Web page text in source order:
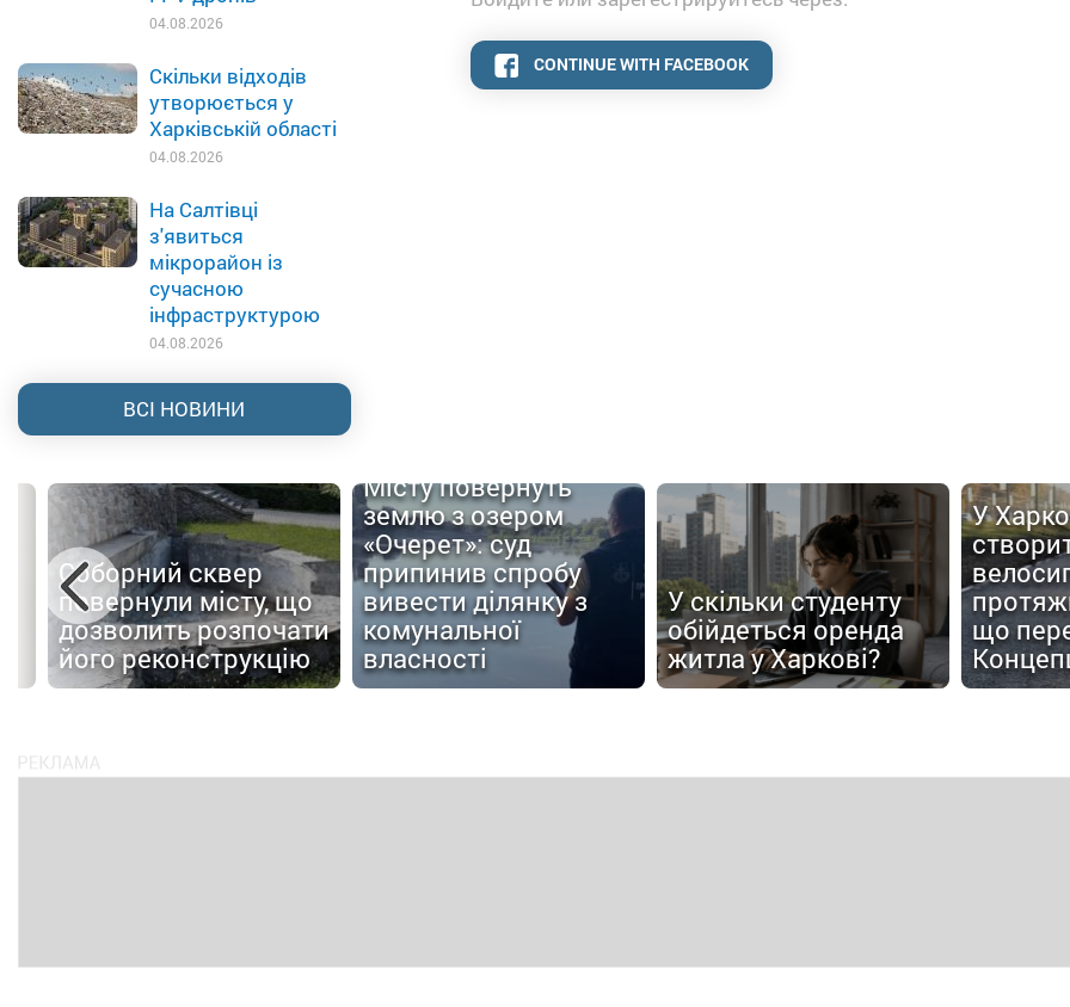
04.08.2026
Скільки відходів
утворюється у
Харківській області
04.08.2026
На Салтівці
з'явиться
мікрорайон із
сучасною
інфраструктурою
04.08.2026
ВСІ НОВИНИ
CONTINUE WITH FACEBOOK
Соборний сквер
повернули місту, що
дозволить розпочати
його реконструкцію
Місту повернуть
землю з озером
«Очерет»: суд
припинив спробу
вивести ділянку з
комунальної
власності
У скільки студенту
обійдеться оренда
житла у Харкові?
У
що